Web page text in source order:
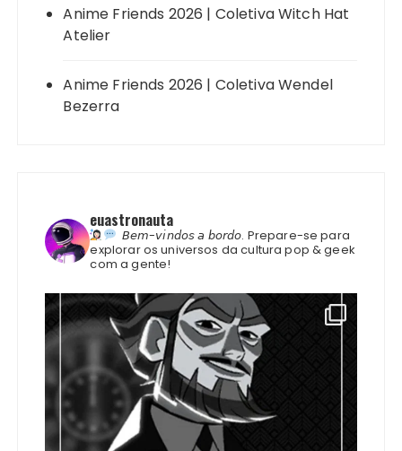
Anime Friends 2026 | Coletiva Witch Hat
Atelier
Anime Friends 2026 | Coletiva Wendel
Bezerra
euastronauta
𝘉𝘦𝘮-𝘷𝘪𝘯𝘥𝘰𝘴 𝘢 𝘣𝘰𝘳𝘥𝘰. Prepare-se para
explorar os universos da cultura pop & geek
com a gente!